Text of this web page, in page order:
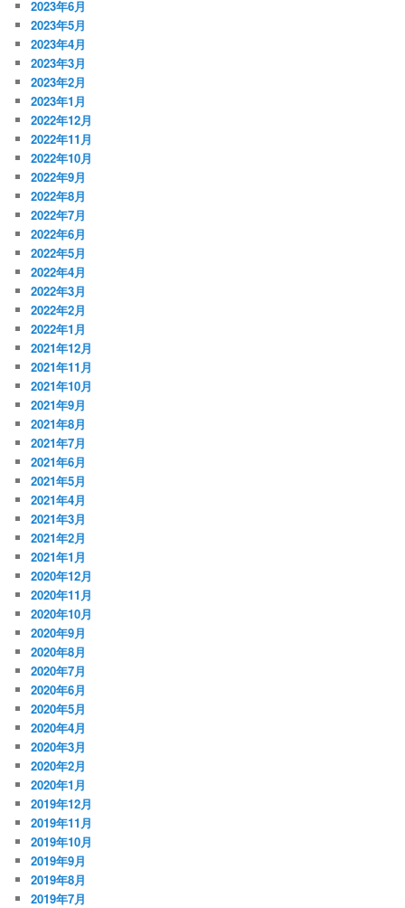
2023年6月
2023年5月
2023年4月
2023年3月
2023年2月
2023年1月
2022年12月
2022年11月
2022年10月
2022年9月
2022年8月
2022年7月
2022年6月
2022年5月
2022年4月
2022年3月
2022年2月
2022年1月
2021年12月
2021年11月
2021年10月
2021年9月
2021年8月
2021年7月
2021年6月
2021年5月
2021年4月
2021年3月
2021年2月
2021年1月
2020年12月
2020年11月
2020年10月
2020年9月
2020年8月
2020年7月
2020年6月
2020年5月
2020年4月
2020年3月
2020年2月
2020年1月
2019年12月
2019年11月
2019年10月
2019年9月
2019年8月
2019年7月